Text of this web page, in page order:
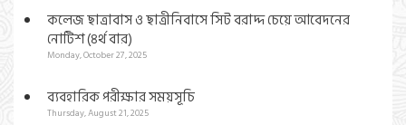
কলেজ ছাত্রাবাস ও ছাত্রীনিবাসে সিট বরাদ্দ চেয়ে আবেদনের
নোটিশ (৪র্থ বার)
Monday, October 27, 2025
ব্যবহারিক পরীক্ষার সময়সূচি
Thursday, August 21, 2025